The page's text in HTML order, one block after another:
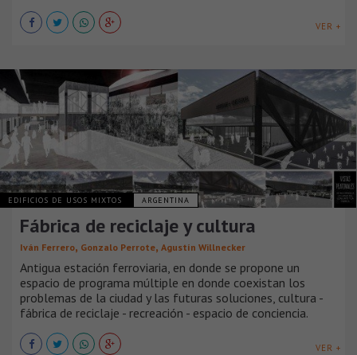
VER +
EDIFICIOS DE USOS MIXTOS ARGENTINA
Fábrica de reciclaje y cultura
Iván Ferrero, Gonzalo Perrote, Agustín Willnecker
Antigua estación ferroviaria, en donde se propone un
espacio de programa múltiple en donde coexistan los
problemas de la ciudad y las futuras soluciones, cultura -
fábrica de reciclaje - recreación - espacio de conciencia.
VER +